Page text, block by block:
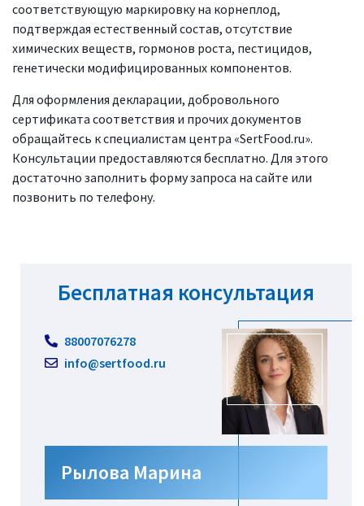
соответствующую маркировку на корнеплод,
подтверждая естественный состав, отсутствие
химических веществ, гормонов роста, пестицидов,
генетически модифицированных компонентов.
Для оформления декларации, добровольного
сертификата соответствия и прочих документов
обращайтесь к специалистам центра «SertFood.ru».
Консультации предоставляются бесплатно. Для этого
достаточно заполнить форму запроса на сайте или
позвонить по телефону.
Бесплатная консультация
88007076278
info@sertfood.ru
Рылова Марина